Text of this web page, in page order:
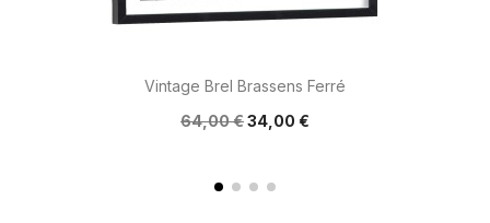
Vintage Brel Brassens Ferré
64,00 €34,00 €